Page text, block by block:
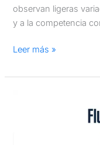
observan ligeras
y a la competencia
Leer más »